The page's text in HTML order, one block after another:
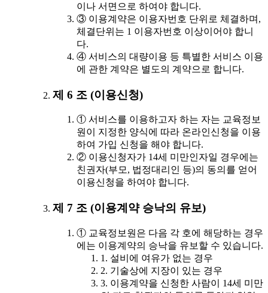
이나 서면으로 하여야 합니다.
③ 이용계약은 이용자번호 단위로 체결하며,
체결단위는 1 이용자번호 이상이어야 합니
다.
④ 서비스의 대량이용 등 특별한 서비스 이용
에 관한 계약은 별도의 계약으로 합니다.
제 6 조 (이용신청)
① 서비스를 이용하고자 하는 자는 교육정보
원이 지정한 양식에 따라 온라인신청을 이용
하여 가입 신청을 해야 합니다.
② 이용신청자가 14세 미만인자일 경우에는
친권자(부모, 법정대리인 등)의 동의를 얻어
이용신청을 하여야 합니다.
제 7 조 (이용계약 승낙의 유보)
① 교육정보원은 다음 각 호에 해당하는 경우
에는 이용계약의 승낙을 유보할 수 있습니다.
1. 설비에 여유가 없는 경우
2. 기술상에 지장이 있는 경우
3. 이용계약을 신청한 사람이 14세 미만